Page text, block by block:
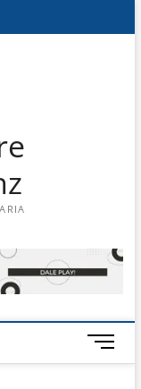
B
o